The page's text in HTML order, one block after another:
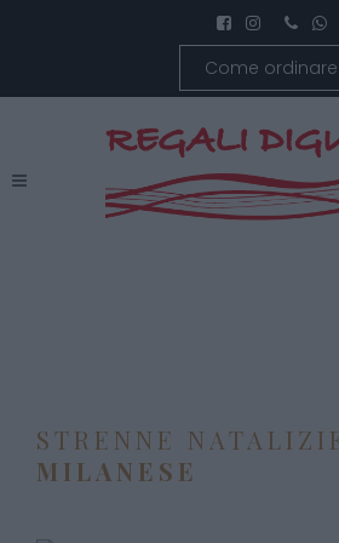
Come ordinare
STRENNE
MILANESE